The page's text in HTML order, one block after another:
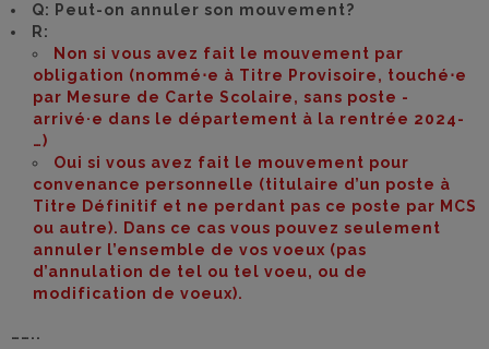
Q: Peut-on annuler son mouvement?
R:
Non si vous avez fait le mouvement par
obligation (nommé⋅e à Titre Provisoire, touché⋅e
par Mesure de Carte Scolaire, sans poste -
arrivé·e dans le département à la rentrée 2024-
…)
Oui si vous avez fait le mouvement pour
convenance personnelle (titulaire d’un poste à
Titre Définitif et ne perdant pas ce poste par MCS
ou autre). Dans ce cas vous pouvez seulement
annuler l’ensemble de vos voeux (pas
d’annulation de tel ou tel voeu, ou de
modification de voeux).
……..